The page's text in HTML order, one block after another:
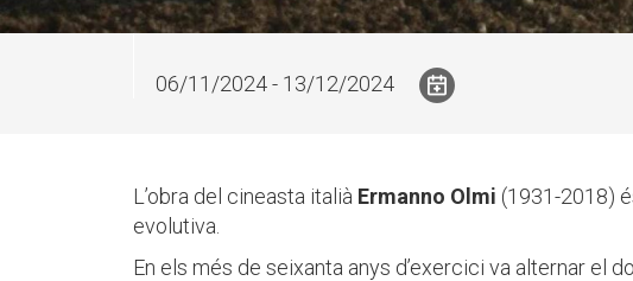
06/11/2024 - 13/12/2024
L’obra del cineasta italià Ermanno Olmi (1931-2018)
evolutiva.
En els més de seixanta anys d’exercici va alternar el